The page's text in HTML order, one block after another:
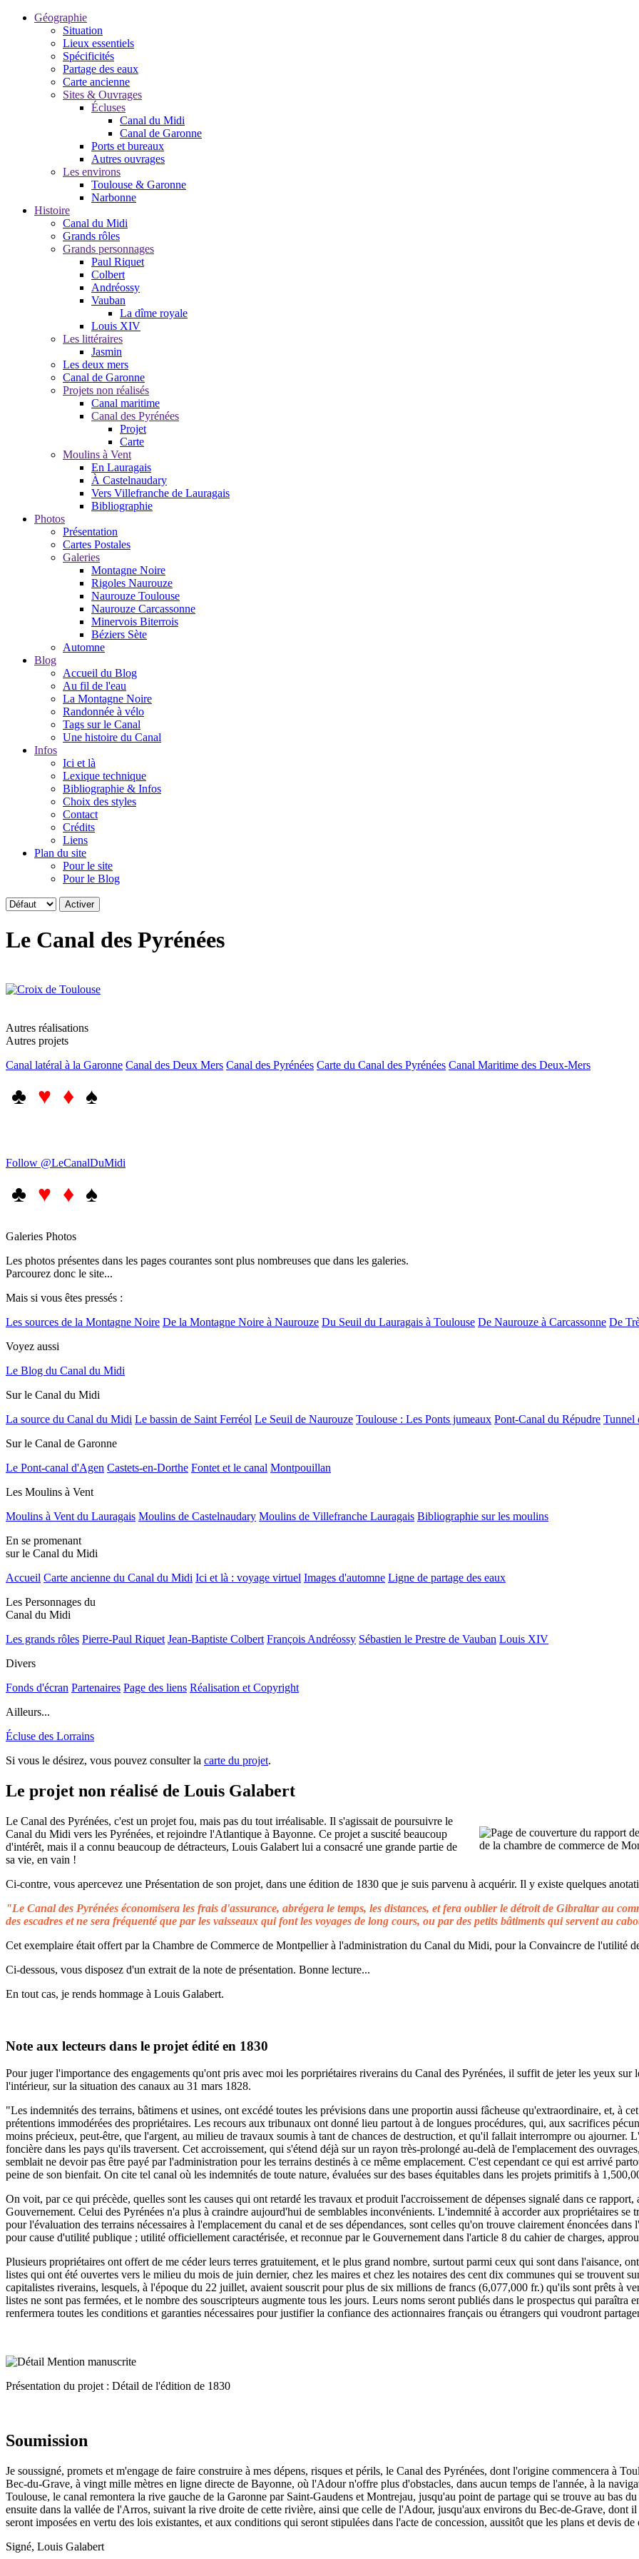
Géographie
Situation
Lieux essentiels
Spécificités
Partage des eaux
Carte ancienne
Sites & Ouvrages
Écluses
Canal du Midi
Canal de Garonne
Ports et bureaux
Autres ouvrages
Les environs
Toulouse & Garonne
Narbonne
Histoire
Canal du Midi
Grands rôles
Grands personnages
Paul Riquet
Colbert
Andréossy
Vauban
La dîme royale
Louis XIV
Les littéraires
Jasmin
Les deux mers
Canal de Garonne
Projets non réalisés
Canal maritime
Canal des Pyrénées
Projet
Carte
Moulins à Vent
En Lauragais
À Castelnaudary
Vers Villefranche de Lauragais
Bibliographie
Photos
Présentation
Cartes Postales
Galeries
Montagne Noire
Rigoles Naurouze
Naurouze Toulouse
Naurouze Carcassonne
Minervois Biterrois
Béziers Sète
Automne
Blog
Accueil du Blog
Au fil de l'eau
La Montagne Noire
Randonnée à vélo
Tags sur le Canal
Une histoire du Canal
Infos
Ici et là
Lexique technique
Bibliographie & Infos
Choix des styles
Contact
Crédits
Liens
Plan du site
Pour le site
Pour le Blog
Le Canal des Pyrénées
Autres réalisations
Autres projets
Canal latéral à la Garonne Canal des Deux Mers Canal des Pyrénées Carte du Canal des Pyrénées Canal Maritime des Deux-Mers
♣ ♥ ♦ ♠
Follow @LeCanalDuMidi
♣ ♥ ♦ ♠
Galeries Photos
Les photos présentes dans les pages courantes sont plus nombreuses que dans les galeries.
Parcourez donc le site...
Mais si vous êtes pressés :
Les sources de la Montagne Noire De la Montagne Noire à Naurouze Du Seuil du Lauragais à Toulouse De Naurouze à Carcassonne De
Voyez aussi
Le Blog du Canal du Midi
Sur le Canal du Midi
La source du Canal du Midi Le bassin de Saint Ferréol Le Seuil de Naurouze Toulouse : Les Ponts jumeaux Pont-Canal du Répudre Tunnel
Sur le Canal de Garonne
Le Pont-canal d'Agen Castets-en-Dorthe Fontet et le canal Montpouillan
Les Moulins à Vent
Moulins à Vent du Lauragais Moulins de Castelnaudary Moulins de Villefranche Lauragais Bibliographie sur les moulins
En se promenant
sur le Canal du Midi
Accueil Carte ancienne du Canal du Midi Ici et là : voyage virtuel Images d'automne Ligne de partage des eaux
Les Personnages du
Canal du Midi
Les grands rôles Pierre-Paul Riquet Jean-Baptiste Colbert François Andréossy Sébastien le Prestre de Vauban Louis XIV
Divers
Fonds d'écran Partenaires Page des liens Réalisation et Copyright
Ailleurs...
Écluse des Lorrains
Si vous le désirez, vous pouvez consulter la carte du projet.
Le projet non réalisé de Louis Galabert
Le Canal des Pyrénées, c'est un projet fou, mais pas du tout irréalisable. Il s'agissait de poursuivre le
Canal du Midi vers les Pyrénées, et rejoindre l'Atlantique à Bayonne. Ce projet a suscité beaucoup
d'intérêt, mais il a connu beaucoup de détracteurs, Louis Galabert lui a consacré une grande partie de
sa vie, en vain !
Ci-contre, vous apercevez une Présentation de son projet, dans une édition de 1830 que je suis parvenu à acquérir. Il y existe quelques
"Le Canal des Pyrénées économisera les frais d'assurance, abrégera le temps, les distances, et fera oublier le détroit de Gibraltar au
des escadres et ne sera fréquenté que par les vaisseaux qui font les voyages de long cours, ou par des petits bâtiments qui servent au
Cet exemplaire était offert par la Chambre de Commerce de Montpellier à l'administration du Canal du Midi, pour la Convaincre de l'utilité
Ci-dessous, vous disposez d'un extrait de la note de présentation. Bonne lecture...
En tout cas, je rends hommage à Louis Galabert.
Note aux lecteurs dans le projet édité en 1830
Pour juger l'importance des engagements qu'ont pris avec moi les porpriétaires riverains du Canal des Pyrénées, il suffit de jeter les yeux
l'intérieur, sur la situation des canaux au 31 mars 1828.
"Les indemnités des terrains, bâtimens et usines, ont excédé toutes les prévisions dans une proportin aussi fâcheuse qu'extraordinaire, et, à
prétentions immodérées des propriétaires. Les recours aux tribunaux ont donné lieu partout à de longues procédures, qui, aux sacrifices
moins précieux, peut-être, que l'argent, au milieu de travaux soumis à tant de chances de destruction, et qu'il fallait interrompre ou ajourner.
foncière dans les pays qu'ils traversent. Cet accroissement, qui s'étend déjà sur un rayon très-prolongé au-delà de l'emplacement des
semblait ne devoir pas être payé par l'administration pour les terrains destinés à ce même emplacement. C'est cependant ce qui est arrivé
peine de son bienfait. On cite tel canal où les indemnités de toute nature, évaluées sur des bases équitables dans les projets primitifs à
On voit, par ce qui précède, quelles sont les causes qui ont retardé les travaux et produit l'accroissement de dépenses signalé dans ce
Gouvernement. Celui des Pyrénées n'a plus à craindre aujourd'hui de semblables inconvénients. L'indemnité à accorder aux propriétaires se
pour l'évaluation des terrains nécessaires à l'emplacement du canal et de ses dépendances, sont celles qu'on trouve clairement énoncées
pour cause d'utilité publique ; utilité officiellement caractérisée, et reconnue par le Gouvernement dans l'article 8 du cahier de charges,
Plusieurs propriétaires ont offert de me céder leurs terres gratuitement, et le plus grand nombre, surtout parmi ceux qui sont dans l'aisance,
listes qui ont été ouvertes vers le milieu du mois de juin dernier, chez les maires et chez les notaires des cent dix communes qui se trouvent
capitalistes riverains, lesquels, à l'époque du 22 juillet, avaient souscrit pour plus de six millions de francs (6,077,000 fr.) qu'ils sont prêts à
listes ne sont pas fermées, et le nombre des souscripteurs augmente tous les jours. Leurs noms seront publiés dans le prospectus qui
renfermera toutes les conditions et garanties nécessaires pour justifier la confiance des actionnaires français ou étrangers qui voudront
Présentation du projet : Détail de l'édition de 1830
Soumission
Je soussigné, promets et m'engage de faire construire à mes dépens, risques et périls, le Canal des Pyrénées, dont l'origine commencera à
Bec-du-Grave, à vingt mille mètres en ligne directe de Bayonne, où l'Adour n'offre plus d'obstacles, dans aucun temps de l'année, à la
Toulouse, le canal remontera la rive gauche de la Garonne par Saint-Gaudens et Montrejau, jusqu'au point de partage qui se trouve au bas
ensuite dans la vallée de l'Arros, suivant la rive droite de cette rivière, ainsi que celle de l'Adour, jusqu'aux environs du Bec-de-Grave, dont
seront imposées en vertu des lois existantes, et aux conditions qui seront stipulées dans l'acte de concession, aussitôt que les plans et devis
Signé, Louis Galabert